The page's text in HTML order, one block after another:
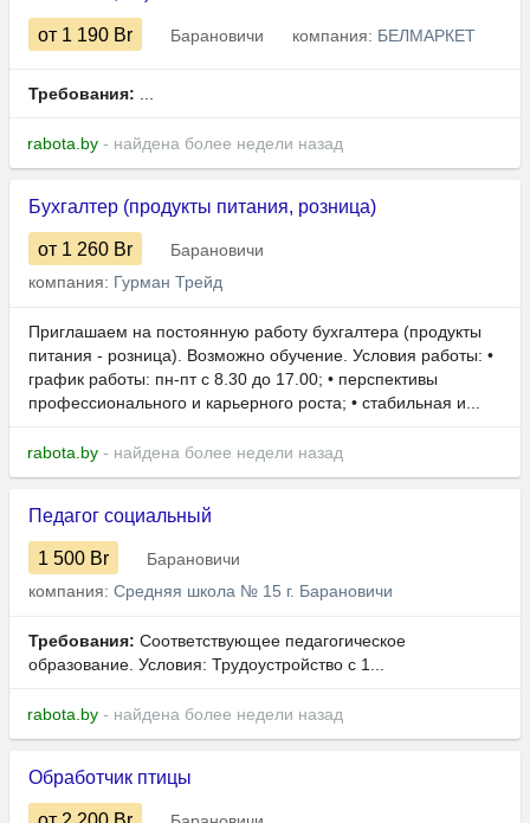
от 1 190 Br Барановичи компания: БЕЛМАРКЕТ
Требования: ...
rabota.by - найдена более недели назад
Бухгалтер (продукты питания, розница)
от 1 260 Br
Барановичи
компания: Гурман Трейд
Приглашаем на постоянную работу бухгалтера (продукты
питания - розница). Возможно обучение. Условия работы: •
график работы: пн-пт с 8.30 до 17.00; • перспективы
профессионального и карьерного роста; • стабильная и...
rabota.by - найдена более недели назад
Педагог социальный
1 500 Br
Барановичи
компания: Средняя школа № 15 г. Барановичи
Требования: Соответствующее педагогическое
образование. Условия: Трудоустройство с 1...
rabota.by - найдена более недели назад
Обработчик птицы